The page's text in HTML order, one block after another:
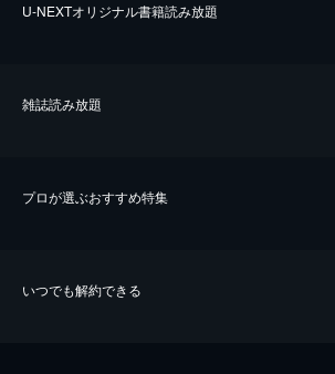
U-NEXTオリジナル書籍読み放題
雑誌読み放題
プロが選ぶおすすめ特集
いつでも解約できる